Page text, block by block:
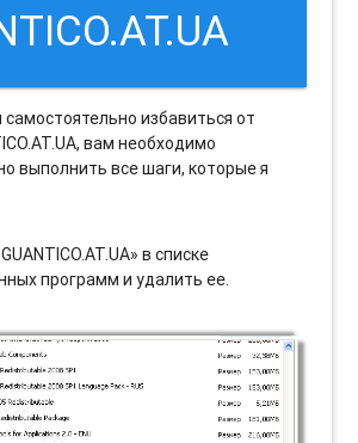
избавиться от
вам необходимо
выполнить все шаги, которые я
в списке
программ и удалить ее.